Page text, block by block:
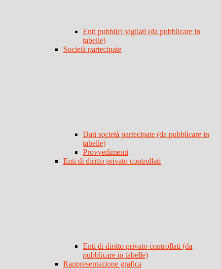
Enti pubblici vigilati (da pubblicare in
tabelle)
Società partecipate
Dati società partecipate (da pubblicare in
tabelle)
Provvedimenti
Enti di diritto privato controllati
Enti di diritto privato controllati (da
pubblicare in tabelle)
Rappresentazione grafica